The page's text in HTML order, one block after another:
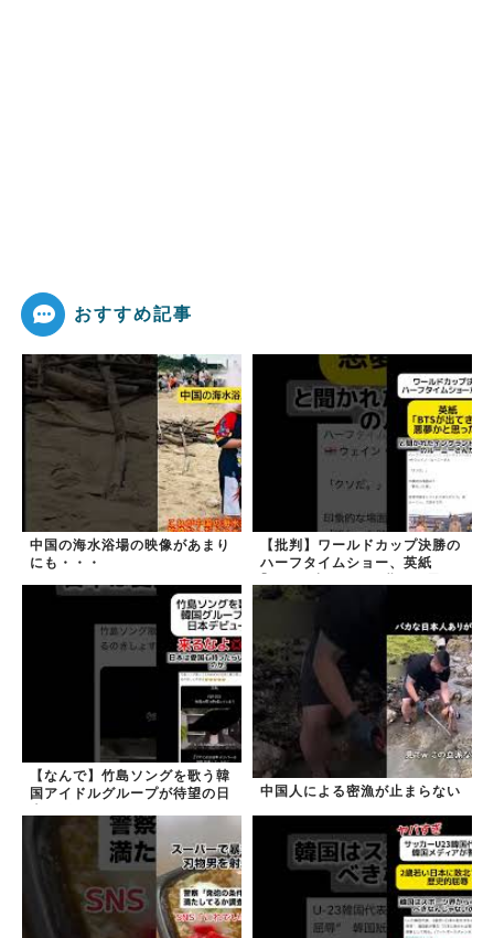
おすすめ記事
中国の海水浴場の映像があまり
にも・・・
【批判】ワールドカップ決勝の
ハーフタイムショー、英紙
た｣
【なんで】竹島ソングを歌う韓
国アイドルグループが待望の日
中国人による密漁が止まらない